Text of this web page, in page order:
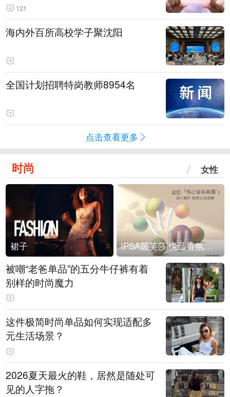
121
海内外百所高校学子聚沈阳
全国计划招聘特岗教师8954名
点击查看更多
时尚 女性
裙子 IPSA茵芙莎 悦己香氛凝露上市
被嘲“老爸单品”的五分牛仔裤有着
别样的时尚魔力
这件极简时尚单品如何实现适配多
元生活场景？
2026夏天最火的鞋，居然是随处可
见的人字拖？